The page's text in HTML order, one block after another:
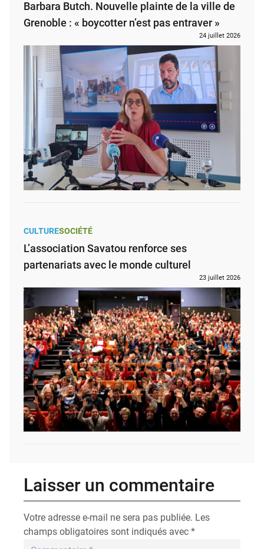
Barbara Butch. Nouvelle plainte de la ville de
Grenoble : « boycotter n’est pas entraver »
24 juillet 2026
CULTURESOCIÉTÉ
L’association Savatou renforce ses
partenariats avec le monde culturel
23 juillet 2026
Laisser un commentaire
Votre adresse e-mail ne sera pas publiée. Les
champs obligatoires sont indiqués avec *